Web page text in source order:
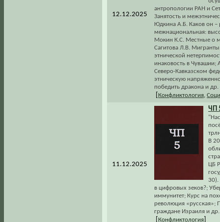
12.12.2025
антропологии РАН и
Занятость и
Юдкина А.Б. Каков он –
межнациональная:
Мокин К.С. Местные о
Сагитова Л.В.
этнической
инаковость в Чувашии;
Северо-Кавказском
этническую
победить дракона и др.
Конфликтология
11.12.2025
ЧП
В
ЦБ
30).
в цифровых зеков?;
иммунитет; Курс на
революция
граждане Израиля и др.
Конфликтология